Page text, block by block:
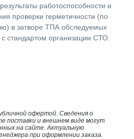
работоспособности и
проверки герметичности (по
в затворе ТПА обследуемых
с стандартом организации СТО.
офертой. Сведения о
поставки и внешнем виде могут
на сайте. Актуальную
при оформлении заказа.